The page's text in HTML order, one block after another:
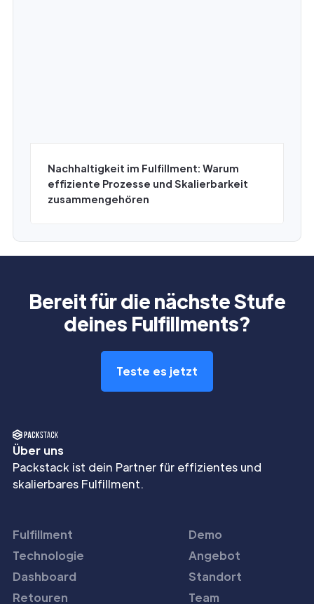
Nachhaltigkeit im Fulfillment: Warum
effiziente Prozesse und Skalierbarkeit
zusammengehören
Bereit für die nächste Stufe
deines Fulfillments?
Teste es jetzt
Über uns
Packstack ist dein Partner für effizientes und
skalierbares Fulfillment.
Fulfillment
Technologie
Dashboard
Retouren
Demo
Angebot
Standort
Team